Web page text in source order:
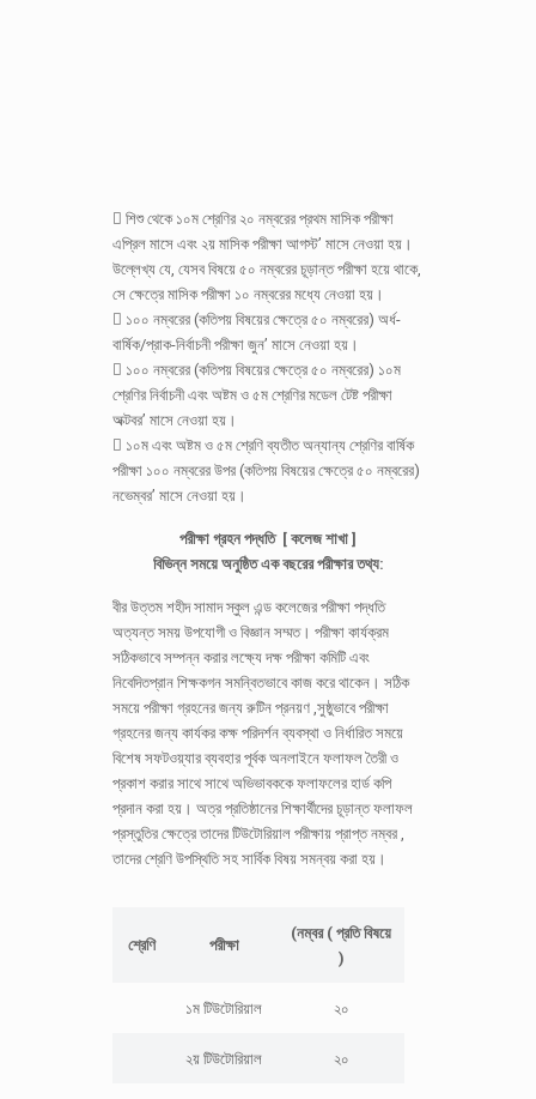
 শিশু থেকে ১০ম শ্রেণির ২০ নম্বরের প্রথম মাসিক পরীক্ষা
এপ্রিল মাসে এবং ২য় মাসিক পরীক্ষা আগস্ট’ মাসে নেওয়া হয়।
উল্লেখ্য যে, যেসব বিষয়ে ৫০ নম্বরের চূড়ান্ত পরীক্ষা হয়ে থাকে,
সে ক্ষেত্রে মাসিক পরীক্ষা ১০ নম্বরের মধ্যে নেওয়া হয়।
 ১০০ নম্বরের (কতিপয় বিষয়ের ক্ষেত্রে ৫০ নম্বরের) অর্ধ-
বার্ষিক/প্রাক-নির্বাচনী পরীক্ষা জুন’ মাসে নেওয়া হয়।
 ১০০ নম্বরের (কতিপয় বিষয়ের ক্ষেত্রে ৫০ নম্বরের) ১০ম
শ্রেণির নির্বাচনী এবং অষ্টম ও ৫ম শ্রেণির মডেল টেষ্ট পরীক্ষা
অক্টবর’ মাসে নেওয়া হয়।
 ১০ম এবং অষ্টম ও ৫ম শ্রেণি ব্যতীত অন্যান্য শ্রেণির বার্ষিক
পরীক্ষা ১০০ নম্বরের উপর (কতিপয় বিষয়ের ক্ষেত্রে ৫০ নম্বরের)
নভেম্বর’ মাসে নেওয়া হয়।
পরীক্ষা গ্রহন পদ্ধতি [ কলেজ শাখা ]
বিভিন্ন সময়ে অনুষ্ঠিত এক বছরের পরীক্ষার তথ্য:
বীর উত্তম শহীদ সামাদ স্কুল এন্ড কলেজের পরীক্ষা পদ্ধতি
অত্যন্ত সময় উপযোগী ও বিজ্ঞান সম্মত। পরীক্ষা কার্যক্রম
সঠিকভাবে সম্পন্ন করার লক্ষ্যে দক্ষ পরীক্ষা কমিটি এবং
নিবেদিতপ্রান শিক্ষকগন সমন্বিতভাবে কাজ করে থাকেন। সঠিক
সময়ে পরীক্ষা গ্রহনের জন্য রুটিন প্রনয়ণ ,সুষ্ঠুভাবে পরীক্ষা
গ্রহনের জন্য কার্যকর কক্ষ পরিদর্শন ব্যবস্থা ও নির্ধারিত সময়ে
বিশেষ সফটওয়্যার ব্যবহার পূর্বক অনলাইনে ফলাফল তৈরী ও
প্রকাশ করার সাথে সাথে অভিভাবককে ফলাফলের হার্ড কপি
প্রদান করা হয়। অত্র প্রতিষ্ঠানের শিক্ষার্থীদের চূড়ান্ত ফলাফল
প্রস্তুতির ক্ষেত্রে তাদের টিউটোরিয়াল পরীক্ষায় প্রাপ্ত নম্বর ,
তাদের শ্রেণি উপস্থিতি সহ সার্বিক বিষয় সমন্বয় করা হয়।
শ্রেণি পরীক্ষা
(নম্বর ( প্রতি বিষয়ে
)
১ম টিউটোরিয়াল ২০
২য় টিউটোরিয়াল ২০